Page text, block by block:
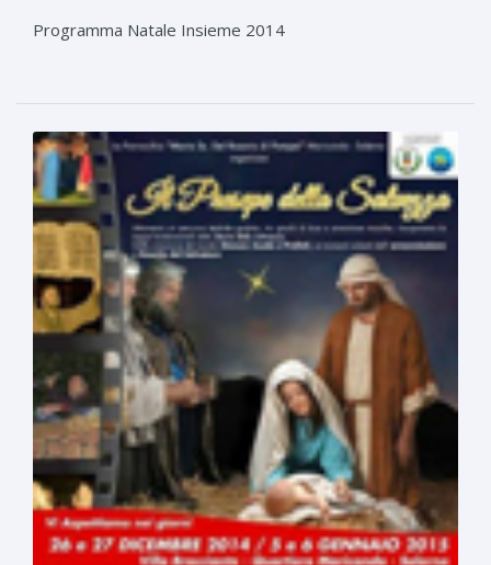
Programma Natale Insieme 2014